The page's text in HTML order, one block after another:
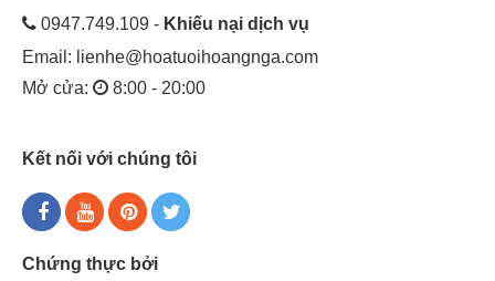
0947.749.109 - Khiếu nại dịch vụ
Email: lienhe@hoatuoihoangnga.com
Mở cửa:
8:00 - 20:00
Kết nối với chúng tôi
Chứng thực bởi